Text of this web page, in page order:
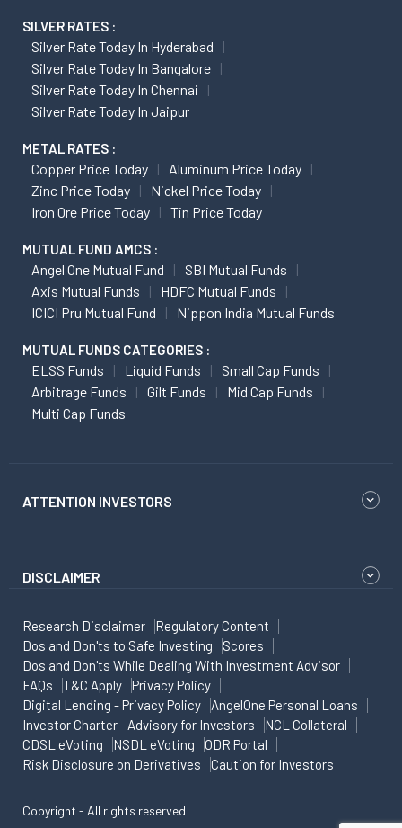
SILVER RATES :
Silver Rate Today In Hyderabad
Silver Rate Today In Bangalore
Silver Rate Today In Chennai
Silver Rate Today In Jaipur
METAL RATES :
Copper Price Today
Aluminum Price Today
Zinc Price Today
Nickel Price Today
Iron Ore Price Today
Tin Price Today
MUTUAL FUND AMCS :
Angel One Mutual Fund
SBI Mutual Funds
Axis Mutual Funds
HDFC Mutual Funds
ICICI Pru Mutual Fund
Nippon India Mutual Funds
MUTUAL FUNDS CATEGORIES :
ELSS Funds Liquid Funds
Small Cap Funds
Arbitrage Funds
Gilt Funds
Mid Cap Funds
Multi Cap Funds
ATTENTION INVESTORS
DISCLAIMER
Research Disclaimer
Regulatory Content
Dos and Don'ts to Safe Investing
Scores
Dos and Don'ts While Dealing With Investment Advisor
FAQs
T&C Apply
Privacy Policy
Digital Lending - Privacy Policy
AngelOne Personal Loans
Investor Charter
Advisory for Investors
NCL Collateral
CDSL eVoting
NSDL eVoting
ODR Portal
Risk Disclosure on Derivatives
Caution for Investors
Copyright - All rights reserved